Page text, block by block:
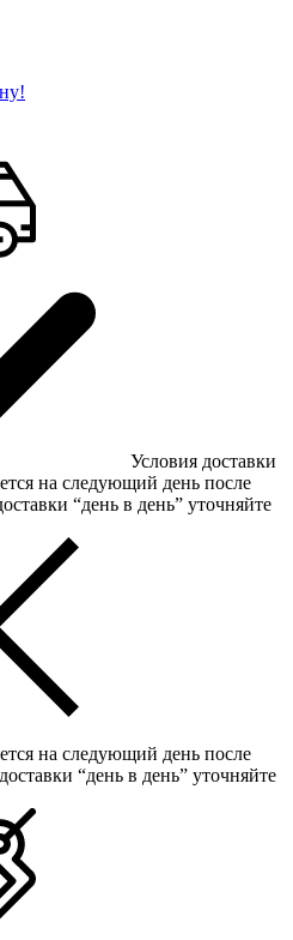
Условия доставки
на следующий день после
“день в день” уточняйте
на следующий день после
“день в день” уточняйте